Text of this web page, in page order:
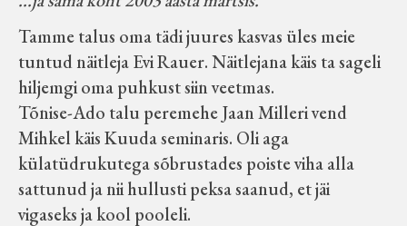
Tamme talus oma tädi juures kasvas üles meie
tuntud näitleja Evi Rauer. Näitlejana käis ta sageli
hiljemgi oma puhkust siin veetmas.
Tõnise-Ado talu peremehe Jaan Milleri vend
Mihkel käis Kuuda seminaris. Oli aga
külatüdrukutega sõbrustades poiste viha alla
sattunud ja nii hullusti peksa saanud, et jäi
vigaseks ja kool pooleli.